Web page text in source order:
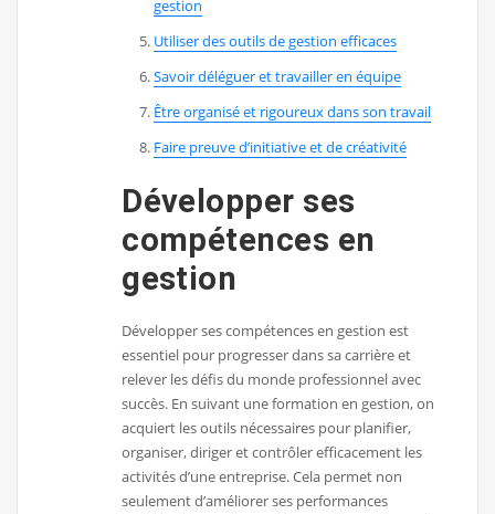
gestion
Utiliser des outils de gestion efficaces
Savoir déléguer et travailler en équipe
Être organisé et rigoureux dans son travail
Faire preuve d’initiative et de créativité
Développer ses
compétences en
gestion
Développer ses compétences en gestion est
essentiel pour progresser dans sa carrière et
relever les défis du monde professionnel avec
succès. En suivant une formation en gestion, on
acquiert les outils nécessaires pour planifier,
organiser, diriger et contrôler efficacement les
activités d’une entreprise. Cela permet non
seulement d’améliorer ses performances